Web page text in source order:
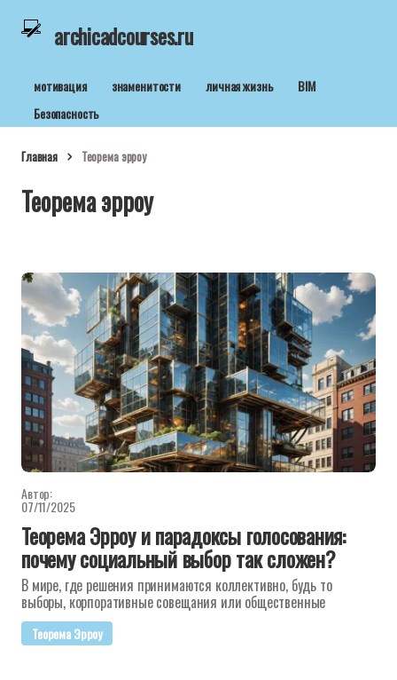
archicadcourses.ru
мотивация знаменитости личная жизнь
BIM
Безопасность
Главная Теорема эрроу
Теорема эрроу
Автор:
07/11/2025
Теорема Эрроу и парадоксы голосования:
почему социальный выбор так сложен?
В мире, где решения принимаются коллективно, будь то
выборы, корпоративные совещания или общественные
Теорема Эрроу